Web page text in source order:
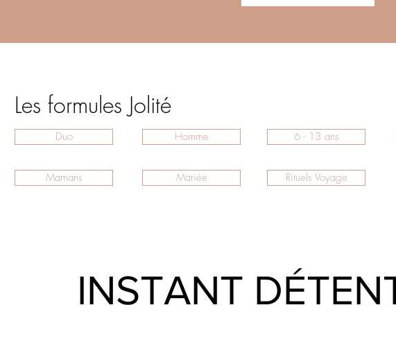
Les formules Jolité
Duo Homme 6 - 13 ans
Mamans Mariée Rituels Voyage
INSTANT